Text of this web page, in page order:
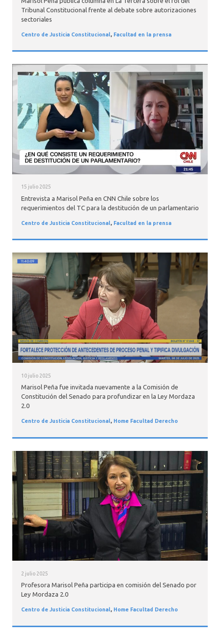
Tribunal Constitucional frente al debate sobre autorizaciones
sectoriales
Centro de Justicia Constitucional, Facultad en la prensa
15 julio 2025
Entrevista a Marisol Peña en CNN Chile sobre los
requerimientos del TC para la destitución de un parlamentario
Centro de Justicia Constitucional, Facultad en la prensa
10 julio 2025
Marisol Peña fue invitada nuevamente a la Comisión de
Constitución del Senado para profundizar en la Ley Mordaza
2.0
Centro de Justicia Constitucional, Home Facultad Derecho
2 julio 2025
Profesora Marisol Peña participa en comisión del Senado por
Ley Mordaza 2.0
Centro de Justicia Constitucional, Home Facultad Derecho